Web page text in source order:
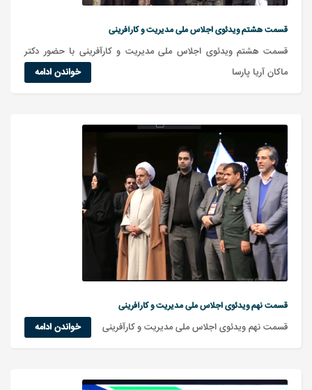
قسمت هشتم ویدئوی اجلاس ملی مدیریت و کارآفرینی
قسمت هشتم ویدئوی اجلاس ملی مدیریت و کارآفرینی با حضور دکتر
ماکان آریا پارسا
خواندن ادامه
قسمت نهم ویدئوی اجلاس ملی مدیریت و کارآفرینی
قسمت نهم ویدئوی اجلاس ملی مدیریت و کارآفرینی خواندن ادامه